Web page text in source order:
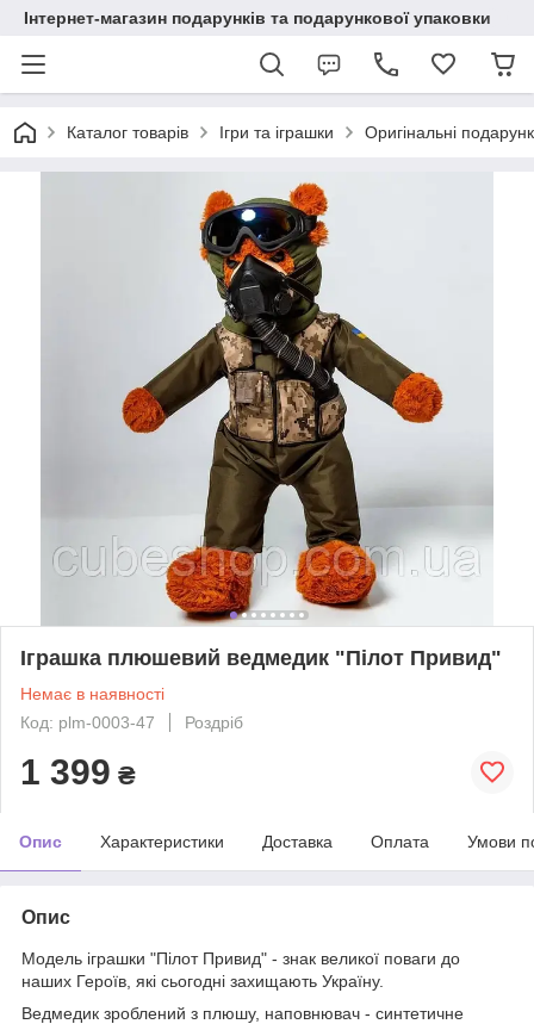
Інтернет-магазин подарунків та подарункової упаковки
Каталог товарів Ігри та іграшки Оригінальні
Іграшка плюшевий ведмедик "Пілот Привид"
Немає в наявності
Код: plm-0003-47
Роздріб
1 399 ₴
Опис Характеристики Доставка Оплата Умови
Опис
Модель іграшки "Пілот Привид" - знак великої поваги до
наших Героїв, які сьогодні захищають Україну.
Ведмедик зроблений з плюшу, наповнювач - синтетичне